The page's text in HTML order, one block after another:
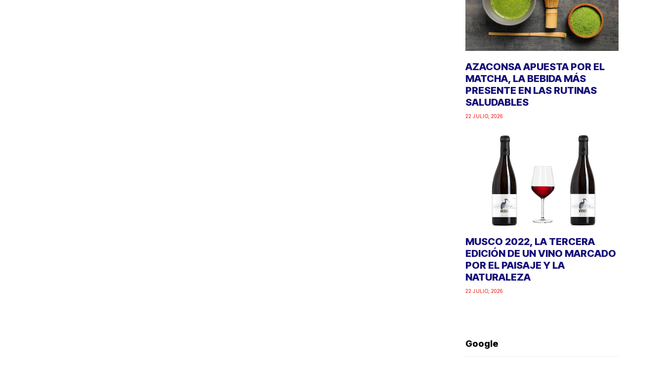
AZACONSA APUESTA POR EL
MATCHA, LA BEBIDA MÁS
PRESENTE EN LAS RUTINAS
SALUDABLES
22 JULIO, 2026
MUSCO 2022, LA TERCERA
EDICIÓN DE UN VINO MARCADO
POR EL PAISAJE Y LA
NATURALEZA
22 JULIO, 2026
Google